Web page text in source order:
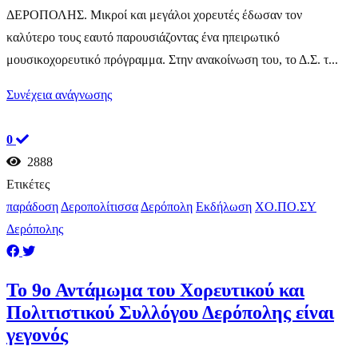
ΔΕΡΟΠΟΛΗΣ. Μικροί και μεγάλοι χορευτές έδωσαν τον
καλύτερο τους εαυτό παρουσιάζοντας ένα ηπειρωτικό
μουσικοχορευτικό πρόγραμμα. Στην ανακοίνωση του, το Δ.Σ. τ...
Συνέχεια ανάγνωσης
0
2888
Ετικέτες
παράδοση Δεροπολίτισσα Δερόπολη Εκδήλωση ΧΟ.ΠΟ.ΣΥ
Δερόπολης
Το 9ο Αντάμωμα του Χορευτικού και
Πολιτιστικού Συλλόγου Δερόπολης είναι
γεγονός